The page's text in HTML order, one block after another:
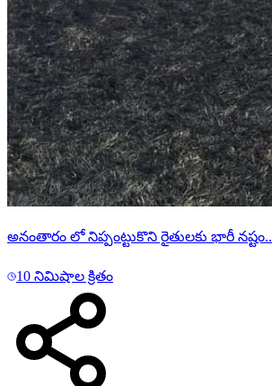
అనంతారం లో నిప్పంట్టుకొని రైతులకు భారీ నష్టం..
10 నిమిషాల క్రితం